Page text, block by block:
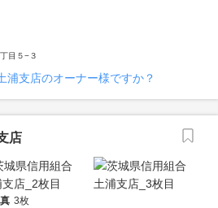
目５−３
支店のオーナー様ですか？
店
3枚